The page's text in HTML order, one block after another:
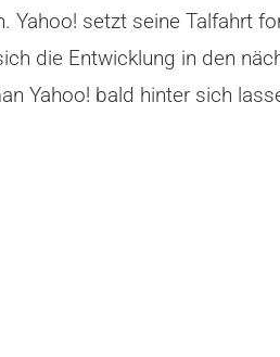
setzt seine Talfahrt
die Entwicklung in den
Yahoo! bald hinter sich